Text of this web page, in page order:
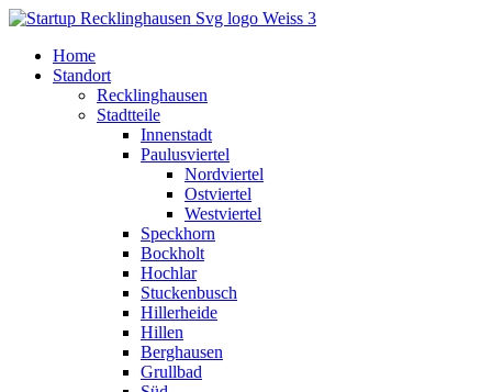
Home
Standort
Recklinghausen
Stadtteile
Innenstadt
Paulusviertel
Nordviertel
Ostviertel
Westviertel
Speckhorn
Bockholt
Hochlar
Stuckenbusch
Hillerheide
Hillen
Berghausen
Grullbad